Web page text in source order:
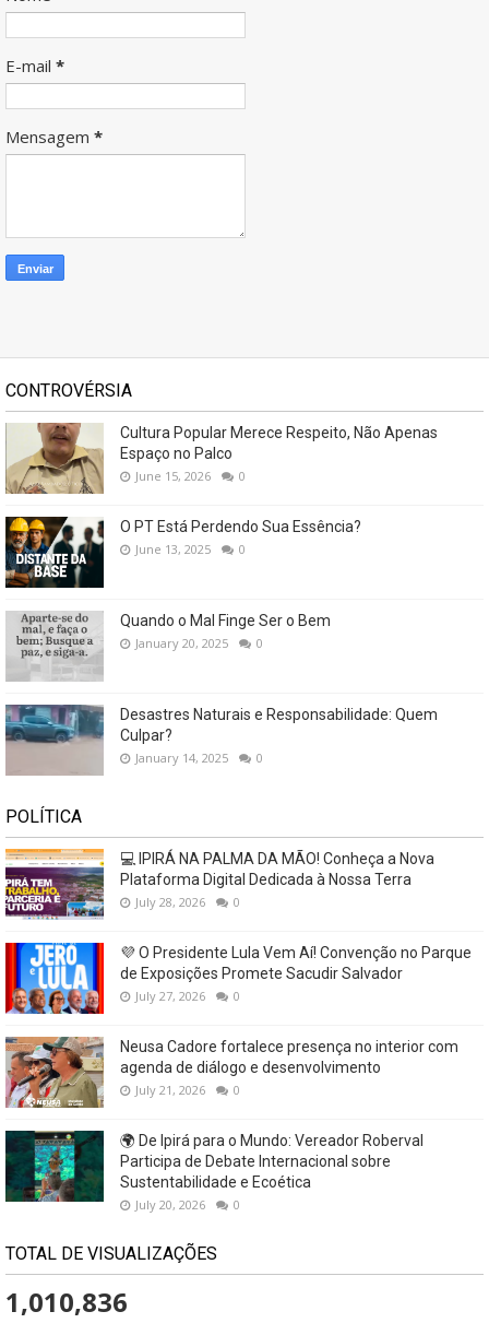
E-mail *
Mensagem *
CONTROVÉRSIA
Cultura Popular Merece Respeito, Não Apenas
Espaço no Palco
June 15, 2026 0
O PT Está Perdendo Sua Essência?
June 13, 2025 0
Quando o Mal Finge Ser o Bem
January 20, 2025 0
Desastres Naturais e Responsabilidade: Quem
Culpar?
January 14, 2025 0
POLÍTICA
💻 IPIRÁ NA PALMA DA MÃO! Conheça a Nova
Plataforma Digital Dedicada à Nossa Terra
July 28, 2026 0
💜 O Presidente Lula Vem Aí! Convenção no Parque
de Exposições Promete Sacudir Salvador
July 27, 2026 0
Neusa Cadore fortalece presença no interior com
agenda de diálogo e desenvolvimento
July 21, 2026 0
🌍 De Ipirá para o Mundo: Vereador Roberval
Participa de Debate Internacional sobre
Sustentabilidade e Ecoética
July 20, 2026 0
TOTAL DE VISUALIZAÇÕES
1,010,836